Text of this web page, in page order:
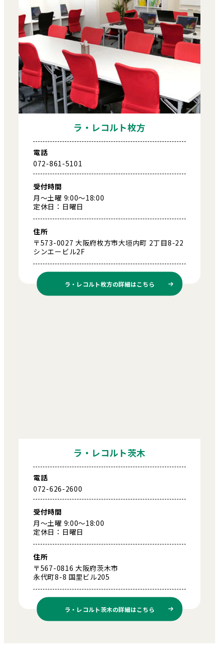
ラ・レコルト枚方
電話
072-861-5101
受付時間
月～土曜 9:00～18:00
定休日：日曜日
住所
〒573-0027 大阪府枚方市大垣内町 2丁目8-22
シンエービル2F
ラ・レコルト枚方の詳細はこちら
ラ・レコルト茨木
電話
072-626-2600
受付時間
月～土曜 9:00～18:00
定休日：日曜日
住所
〒567-0816 大阪府茨木市
永代町8-8 国里ビル205
ラ・レコルト茨木の詳細はこちら